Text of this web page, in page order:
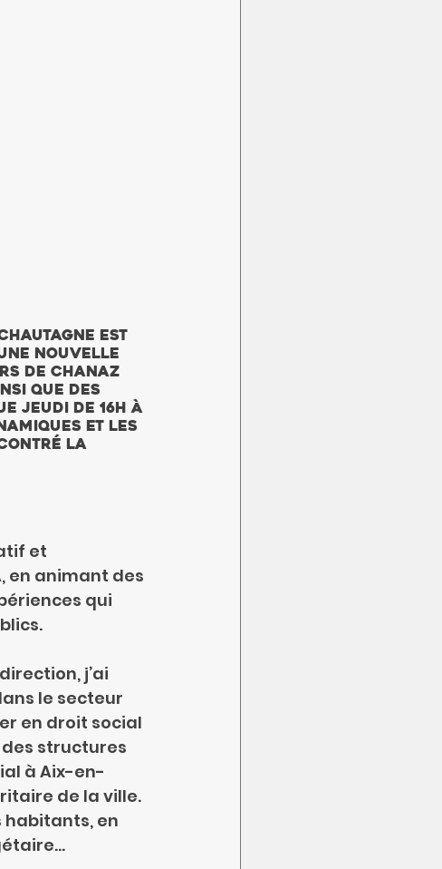
est
nouvelle
de Chanaz
que des
jeudi de 16h à
et les
la
et
en animant des
qui
j’ai
le secteur
en droit social
structures
à Aix-en-
de la ville.
habitants, en